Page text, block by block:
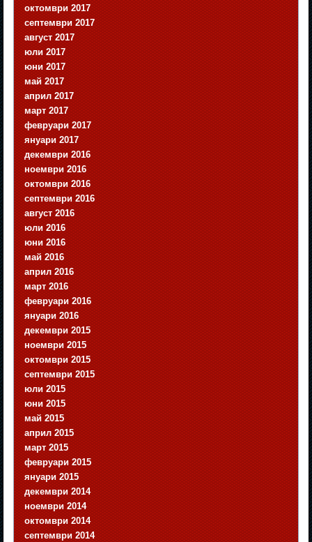
октомври 2017
септември 2017
август 2017
юли 2017
юни 2017
май 2017
април 2017
март 2017
февруари 2017
януари 2017
декември 2016
ноември 2016
октомври 2016
септември 2016
август 2016
юли 2016
юни 2016
май 2016
април 2016
март 2016
февруари 2016
януари 2016
декември 2015
ноември 2015
октомври 2015
септември 2015
юли 2015
юни 2015
май 2015
април 2015
март 2015
февруари 2015
януари 2015
декември 2014
ноември 2014
октомври 2014
септември 2014